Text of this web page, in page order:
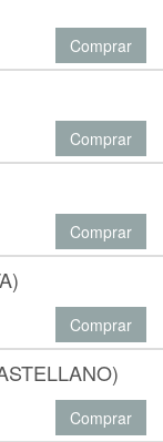
Comprar
Comprar
Comprar
Comprar
Comprar